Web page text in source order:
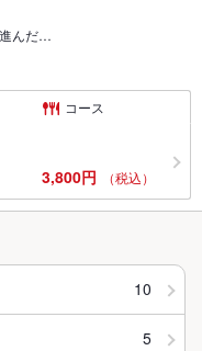
んだ…
コース
3,800円 （税込）
10
5